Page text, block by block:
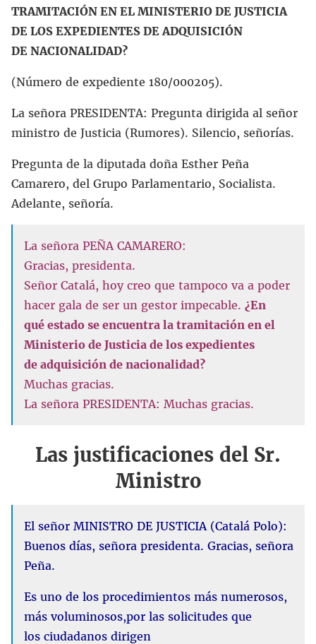
TRAMITACIÓN EN EL MINISTERIO DE JUSTICIA
DE LOS EXPEDIENTES DE ADQUISICIÓN
DE NACIONALIDAD?
(Número de expediente 180/000205).
La señora PRESIDENTA: Pregunta dirigida al señor
ministro de Justicia (Rumores). Silencio, señorías.
Pregunta de la diputada doña Esther Peña
Camarero, del Grupo Parlamentario, Socialista.
Adelante, señoría.
La señora PEÑA CAMARERO:
Gracias, presidenta.
Señor Catalá, hoy creo que tampoco va a poder
hacer gala de ser un gestor impecable. ¿En
qué estado se encuentra la tramitación en el
Ministerio de Justicia de los expedientes
de adquisición de nacionalidad?
Muchas gracias.
La señora PRESIDENTA: Muchas gracias.
Las justificaciones del Sr.
Ministro
El señor MINISTRO DE JUSTICIA (Catalá Polo):
Buenos días, señora presidenta. Gracias, señora
Peña.
Es uno de los procedimientos más numerosos,
más voluminosos,por las solicitudes que
los ciudadanos dirigen